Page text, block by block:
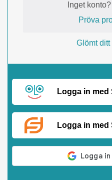
Inget konto?
Pröva
Glömt
Logga in med
Logga in